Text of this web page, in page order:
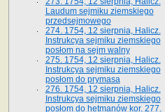
Laudum sejmiku ziemskiego
przedsejmowego
274. 1754, 12 sierpnia, Halicz.
Instrukcya sejmiku ziemskiego
posłom na sejm walny
275. 1754, 12 sierpnia, Halicz.
Instrukcya sejmiku ziemskiego
posłom do prymasa
276. 1754, 12 sierpnia, Halicz.
Instrukcya sejmiku ziemskiego
posłom do hetmanów kor. 277.